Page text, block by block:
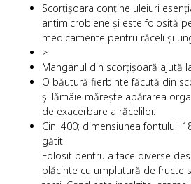
Scorțișoara conține uleiuri
antimicrobiene și este folosită
medicamente pentru răceli și
>
Manganul din scorțișoară ajută
O băutură fierbinte făcută din
și lămâie mărește apărarea
de exacerbare a răcelilor.
Cin. 400; dimensiunea fontului:
gătit
Folosit pentru a face diverse
plăcinte cu umplutură de fructe